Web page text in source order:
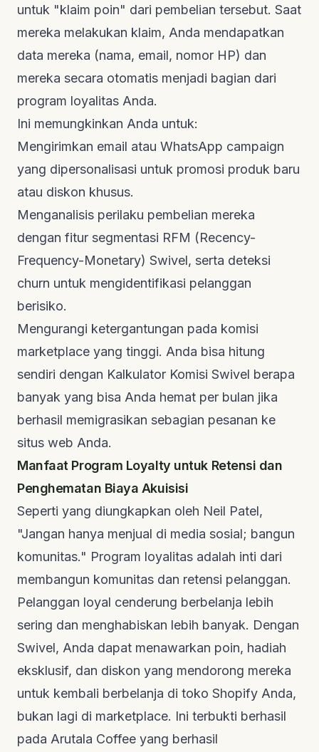
untuk "klaim poin" dari pembelian tersebut. Saat
mereka melakukan klaim, Anda mendapatkan
data mereka (nama, email, nomor HP) dan
mereka secara otomatis menjadi bagian dari
program loyalitas Anda.
Ini memungkinkan Anda untuk:
Mengirimkan email atau WhatsApp campaign
yang dipersonalisasi untuk promosi produk baru
atau diskon khusus.
Menganalisis perilaku pembelian mereka
dengan fitur segmentasi RFM (Recency-
Frequency-Monetary) Swivel, serta deteksi
churn untuk mengidentifikasi pelanggan
berisiko.
Mengurangi ketergantungan pada komisi
marketplace yang tinggi. Anda bisa hitung
sendiri dengan Kalkulator Komisi Swivel berapa
banyak yang bisa Anda hemat per bulan jika
berhasil memigrasikan sebagian pesanan ke
situs web Anda.
Manfaat Program Loyalty untuk Retensi dan
Penghematan Biaya Akuisisi
Seperti yang diungkapkan oleh Neil Patel,
"Jangan hanya menjual di media sosial; bangun
komunitas." Program loyalitas adalah inti dari
membangun komunitas dan retensi pelanggan.
Pelanggan loyal cenderung berbelanja lebih
sering dan menghabiskan lebih banyak. Dengan
Swivel, Anda dapat menawarkan poin, hadiah
eksklusif, dan diskon yang mendorong mereka
untuk kembali berbelanja di toko Shopify Anda,
bukan lagi di marketplace. Ini terbukti berhasil
pada Arutala Coffee yang berhasil